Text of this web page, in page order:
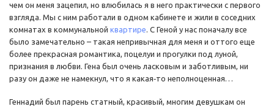
чем он меня зацепил, но влюбилась я в него практически с первого
взгляда. Мы с ним работали в одном кабинете и жили в соседних
комнатах в коммунальной квартире. С Геной у нас поначалу все
было замечательно – такая непривычная для меня и оттого еще
более прекрасная романтика, поцелуи и прогулки под луной,
признания в любви. Гена был очень ласковым и заботливым, ни
разу он даже не намекнул, что я какая‑то неполноценная…
Геннадий был парень статный, красивый, многим девушкам он